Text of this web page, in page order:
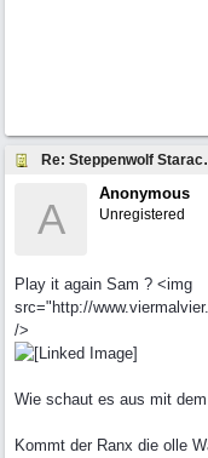
Re:
A
Anonymous
Unregistered
Play it again Sam ? <img
src="http://
/>
Wie schaut es aus mit
Kommt der Ranx die olle